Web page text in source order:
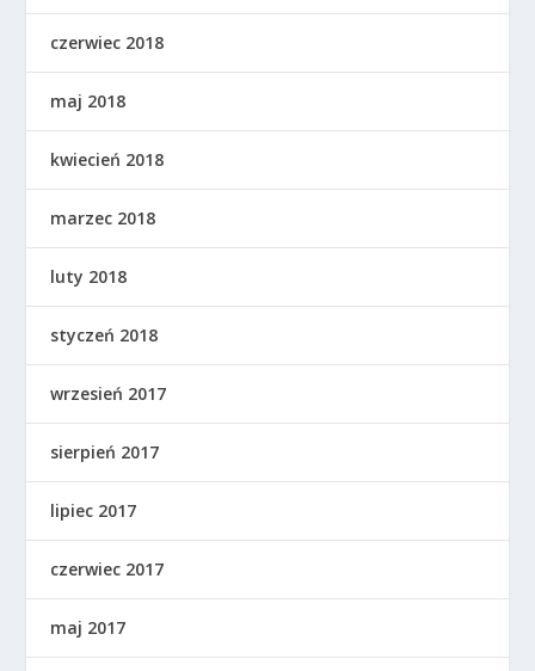
czerwiec 2018
maj 2018
kwiecień 2018
marzec 2018
luty 2018
styczeń 2018
wrzesień 2017
sierpień 2017
lipiec 2017
czerwiec 2017
maj 2017